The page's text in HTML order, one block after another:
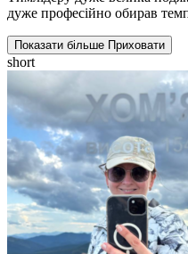
дуже професійно обирав
Показати більше Приховати
short